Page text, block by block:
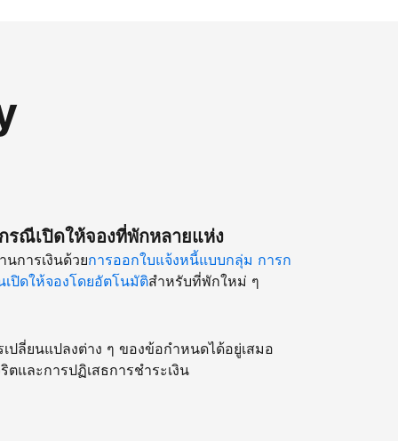
รณีเปิดให้จองที่พักหลายแห่ง
นการเงินด้วยการออกใบแจ้งหนี้แบบกลุ่ม การก
เปิดให้จองโดยอัตโนมัติสำหรับที่พักใหม่ ๆ
ปลี่ยนแปลงต่าง ๆ ของข้อกำหนดได้อยู่เสมอ
ตและการปฏิเสธการชำระเงิน